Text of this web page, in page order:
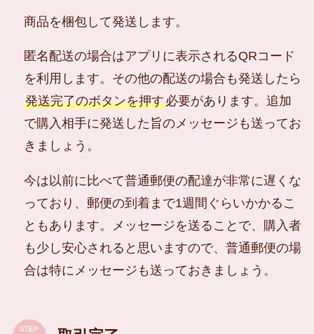
商品を梱包して発送します。
匿名配送の場合はアプリに表示されるQRコード
を利用します。その他の配送の場合も発送したら
発送完了のボタンを押す必要があります。追加
で購入相手に発送した旨のメッセージも送ってお
きましょう。
今は以前に比べて普通郵便の配達が非常に遅くな
っており、郵便の到着まで1週間ぐらいかかるこ
ともあります。メッセージを送ることで、購入者
も少し安心されると思いますので、普通郵便の場
合は特にメッセージも送っておきましょう。
STEP